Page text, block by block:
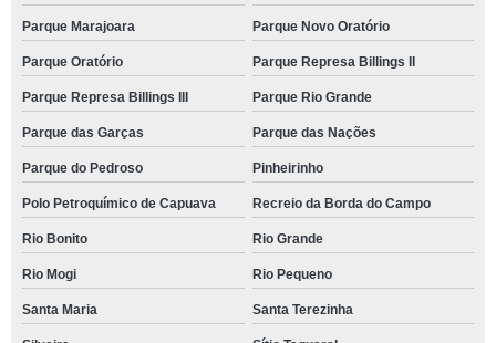
Parque Marajoara Parque Novo Oratório
Parque Oratório Parque Represa Billings II
Parque Represa Billings III Parque Rio Grande
Parque das Garças Parque das Nações
Parque do Pedroso Pinheirinho
Polo Petroquímico de Capuava Recreio da Borda do Campo
Rio Bonito Rio Grande
Rio Mogi Rio Pequeno
Santa Maria Santa Terezinha